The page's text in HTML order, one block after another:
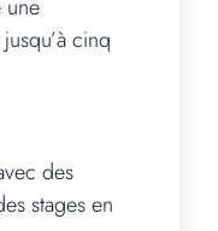
une
cinq
des
stages en